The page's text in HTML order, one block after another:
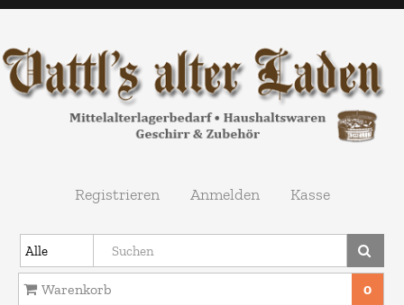
Registrieren Anmelden Kasse
Warenkorb 0